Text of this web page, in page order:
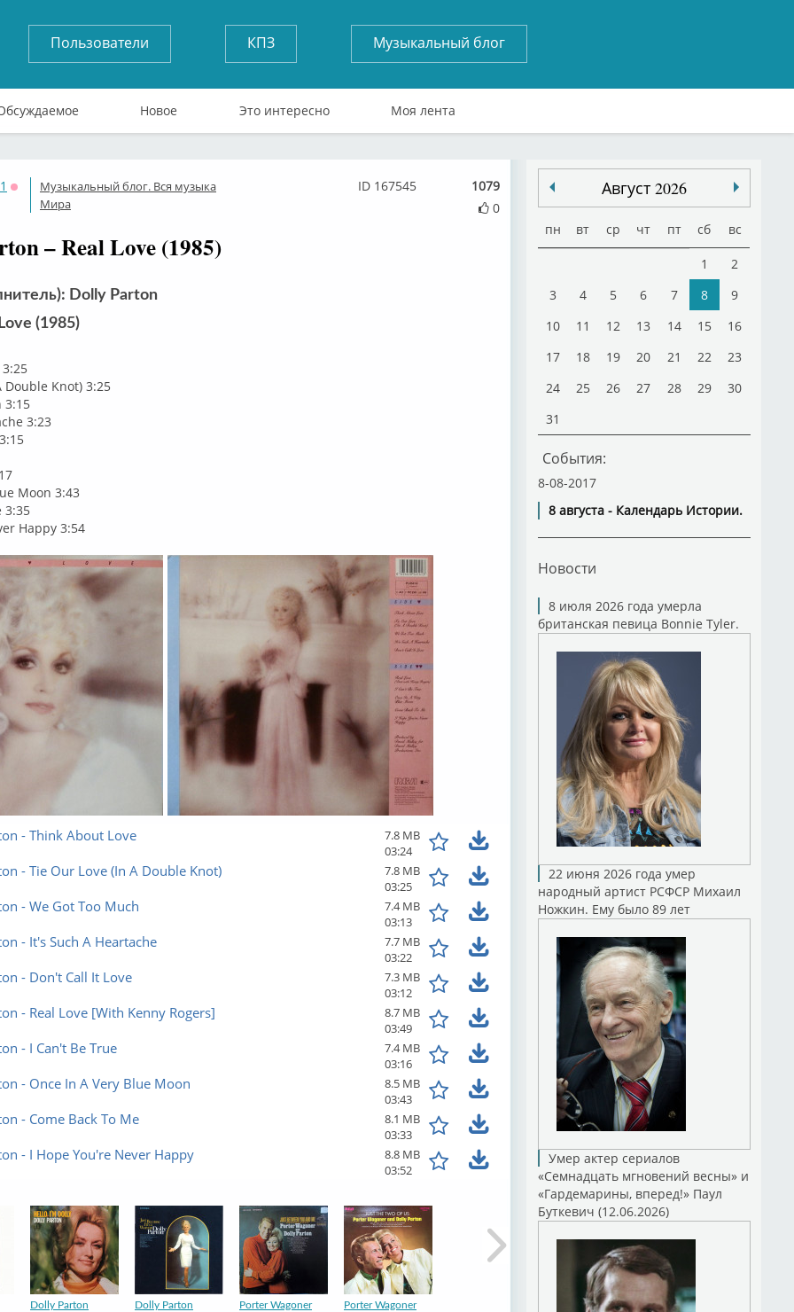
Пользователи КПЗ Музыкальный блог
Новое Это интересно Моя лента
Оффлайн
Музыкальный блог. Вся музыка
Мира
1079
0
ID 167545
– Real Love (1985)
Dolly Parton
(1985)
Double Knot) 3:25
3:15
3:23
Moon 3:43
3:35
Happy 3:54
- Think About Love
7.8 MB
03:24
- Tie Our Love (In A Double Knot)
7.8 MB
03:25
- We Got Too Much
7.4 MB
03:13
- It's Such A Heartache
7.7 MB
03:22
- Don't Call It Love
7.3 MB
03:12
- Real Love [With Kenny Rogers]
8.7 MB
03:49
- I Can't Be True
7.4 MB
03:16
- Once In A Very Blue Moon
8.5 MB
03:43
- Come Back To Me
8.1 MB
03:33
- I Hope You're Never Happy
8.8 MB
03:52
Dolly Parton Dolly Parton Porter Wagoner Porter Wagoner
Август 2026
пн вт ср чт пт сб вс
1
2
3
4 5 6 7 8
9
10
11 12 13 14 15
16
17
18 19 20 21 22
23
24
25 26 27 28 29
30
31
События:
8-08-2017
8 августа - Календарь Истории.
Новости
8 июля 2026 года умерла
британская певица Bonnie Tyler.
22 июня 2026 года умер
народный артист РСФСР Михаил
Ножкин. Ему было 89 лет
Умер актер сериалов
«Семнадцать мгновений весны» и
«Гардемарины, вперед!» Паул
Буткевич (12.06.2026)